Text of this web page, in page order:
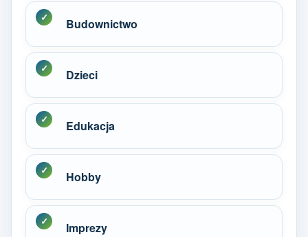
Budownictwo
Dzieci
Edukacja
Hobby
Imprezy